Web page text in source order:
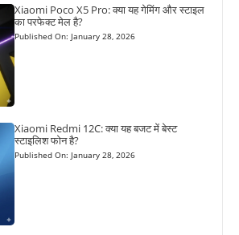
Xiaomi Poco X5 Pro: क्या यह गेमिंग और स्टाइल
का परफेक्ट मेल है?
Published On: January 28, 2026
Xiaomi Redmi 12C: क्या यह बजट में बेस्ट
स्टाइलिश फोन है?
Published On: January 28, 2026